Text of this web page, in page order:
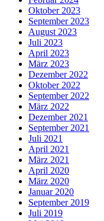
Oktober 2023
September 2023
August 2023
Juli 2023
April 2023
März 2023
Dezember 2022
Oktober 2022
September 2022
März 2022
Dezember 2021
September 2021
Juli 2021
April 2021
März 2021
April 2020
März 2020
Januar 2020
September 2019
Juli 2019